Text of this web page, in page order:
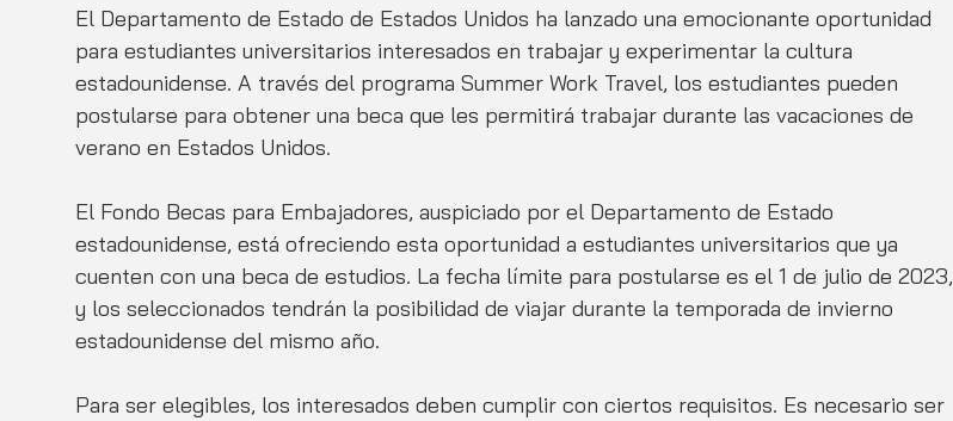
El Departamento de Estado de Estados Unidos ha lanzado una emocionante oportunidad
para estudiantes universitarios interesados en trabajar y experimentar la cultura
estadounidense. A través del programa Summer Work Travel, los estudiantes pueden
postularse para obtener una beca que les permitirá trabajar durante las vacaciones de
verano en Estados Unidos.
El Fondo Becas para Embajadores, auspiciado por el Departamento de Estado
estadounidense, está ofreciendo esta oportunidad a estudiantes universitarios que ya
cuenten con una beca de estudios. La fecha límite para postularse es el 1 de julio de 2023,
y los seleccionados tendrán la posibilidad de viajar durante la temporada de invierno
estadounidense del mismo año.
Para ser elegibles, los interesados deben cumplir con ciertos requisitos. Es necesario ser